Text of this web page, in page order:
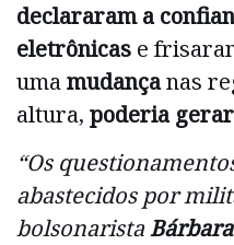
declararam a
eletrônicas e
umamudançanas
altura, poderia
“Os
abastecidos por
bolsonarista